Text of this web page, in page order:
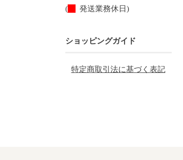
( 発送業務休日)
ショッピングガイド
特定商取引法に基づく表記